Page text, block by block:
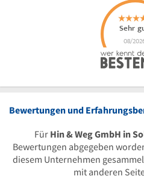
Bewertungen und
Für Hin & Weg GmbH in
Bewertungen abgegeben
diesem Unternehmen
mit anderen